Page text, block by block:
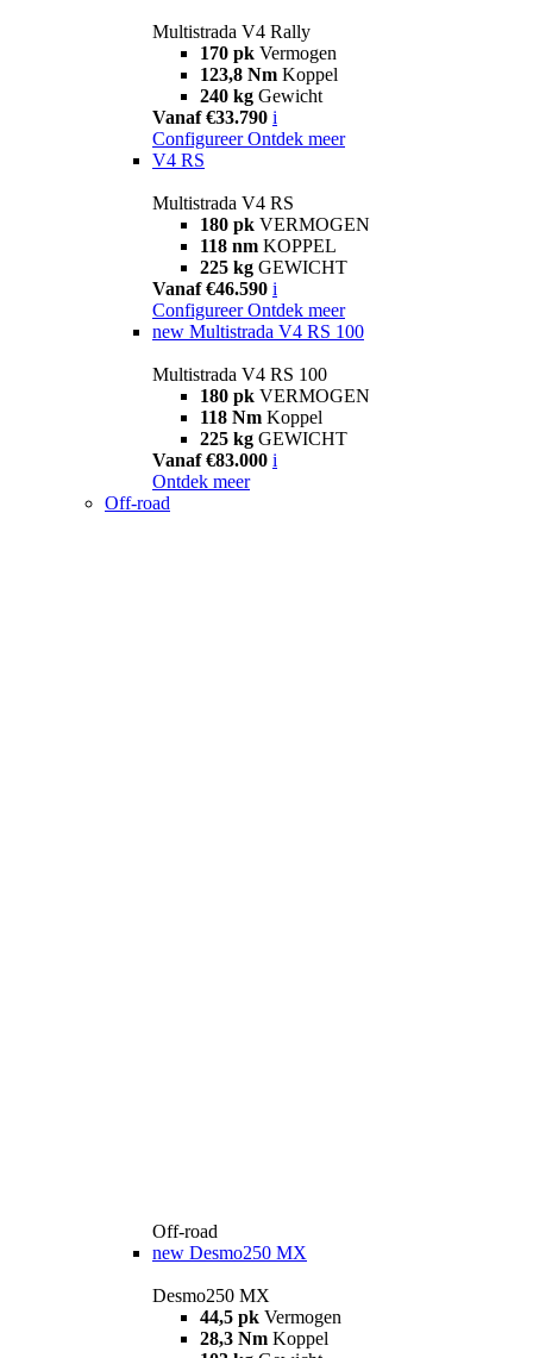
Multistrada V4 Rally
170 pk Vermogen
123,8 Nm Koppel
240 kg Gewicht
Vanaf €33.790 i
Configureer Ontdek meer
V4 RS
Multistrada V4 RS
180 pk VERMOGEN
118 nm KOPPEL
225 kg GEWICHT
Vanaf €46.590 i
Configureer Ontdek meer
new Multistrada V4 RS 100
Multistrada V4 RS 100
180 pk VERMOGEN
118 Nm Koppel
225 kg GEWICHT
Vanaf €83.000 i
Ontdek meer
Off-road
Off-road
new Desmo250 MX
Desmo250 MX
44,5 pk Vermogen
28,3 Nm Koppel